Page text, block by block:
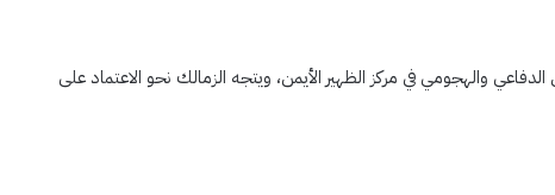
والهجومي في مركز الظهير الأيمن، ويتجه الزمالك نحو الاعتماد على